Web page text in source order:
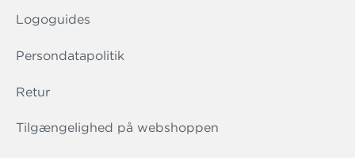
Logoguides
Persondatapolitik
Retur
Tilgængelighed på webshoppen